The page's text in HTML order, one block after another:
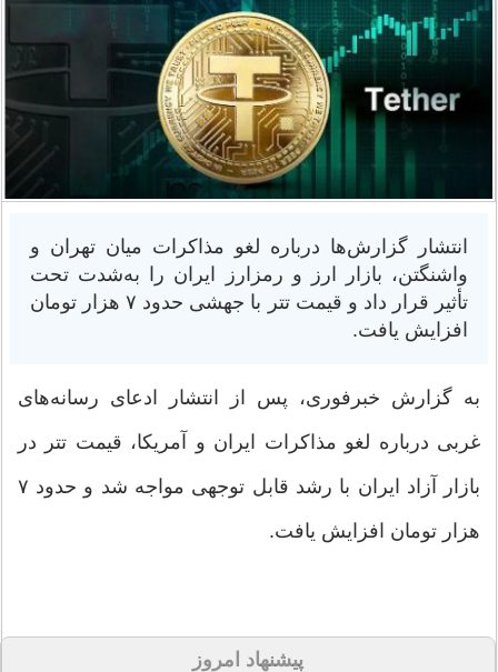
انتشار گزارش‌ها درباره لغو مذاکرات میان تهران و
واشنگتن، بازار ارز و رمزارز ایران را به‌شدت تحت
تأثیر قرار داد و قیمت تتر با جهشی حدود ۷ هزار تومان
افزایش یافت.
به گزارش خبرفوری، پس از انتشار ادعای رسانه‌های
غربی درباره لغو مذاکرات ایران و آمریکا، قیمت تتر در
بازار آزاد ایران با رشد قابل توجهی مواجه شد و حدود ۷
هزار تومان افزایش یافت.
پیشنهاد امروز